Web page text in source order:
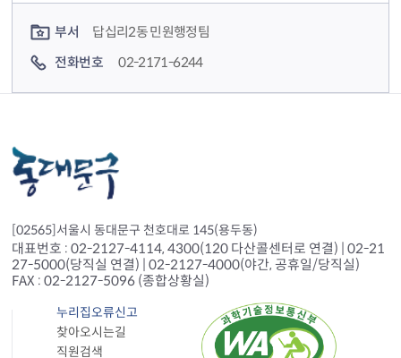
부서
답십리2동 민원행정팀
전화번호
02-2171-6244
[02565]서울시 동대문구 천호대로 145(용두동)
대표번호 : 02-2127-4114, 4300(120 다산콜센터로 연결) | 02-21
27-5000(당직실 연결) | 02-2127-4000(야간, 공휴일/당직실)
FAX : 02-2127-5096 (종합상황실)
누리집오류신고
찾아오시는길
직원검색